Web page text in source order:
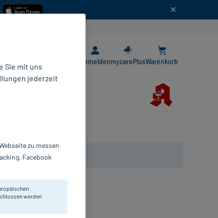
AnmeldenmycarePlusWarenkorb
Sie mit uns
jederzeit
zu messen
Facebook
werden